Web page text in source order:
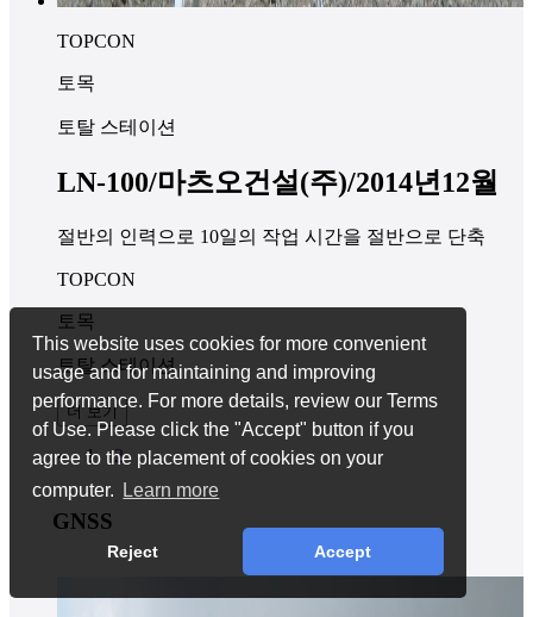
This website uses cookies for more convenient
usage and for maintaining and improving
performance. For more details, review our Terms
of Use. Please click the "Accept" button if you
agree to the placement of cookies on your
computer.
Learn more
Reject Accept
TOPCON
토목
토탈 스테이션
LN-100/마츠오건설(주)/2014년12월
절반의 인력으로 10일의 작업 시간을 절반으로 단축
TOPCON
토목
토탈 스테이션
더 보기
« 1 2 »
GNSS